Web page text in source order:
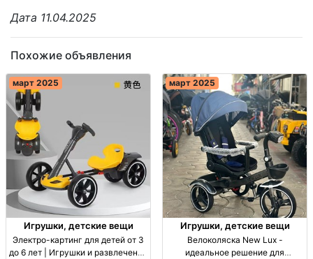
Дата 11.04.2025
Похожие объявления
март 2025
Игрушки, детские вещи
Электро-картинг для детей от 3
до 6 лет | Игрушки и развлечение
март 2025
Игрушки, детские вещи
Велоколяска New Lux -
идеальное решение для